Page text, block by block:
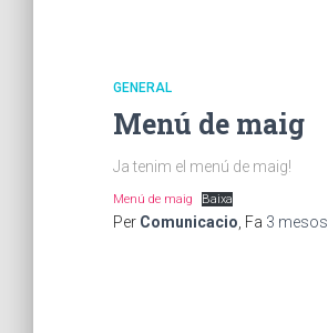
GENERAL
Menú de maig
Ja tenim el menú de maig!
Menú de maig Baixa
Per Comunicacio , Fa 3 mesos